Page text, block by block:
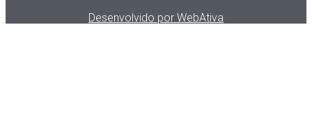
Desenvolvido por WebAtiva